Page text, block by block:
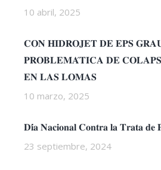
10 abril, 2025
𝐂𝐎𝐍 𝐇𝐈𝐃𝐑𝐎𝐉𝐄𝐓 𝐃𝐄 𝐄𝐏𝐒
𝐏𝐑𝐎𝐁𝐋𝐄𝐌𝐀́𝐓𝐈𝐂𝐀 𝐃𝐄
𝐄𝐍 𝐋𝐀𝐒 𝐋𝐎𝐌𝐀𝐒
10 marzo, 2025
𝐃𝐢́𝐚 𝐍𝐚𝐜𝐢𝐨𝐧𝐚𝐥 𝐂𝐨𝐧𝐭𝐫𝐚 𝐥𝐚 𝐓𝐫𝐚𝐭𝐚 𝐝𝐞
23 septiembre, 2024